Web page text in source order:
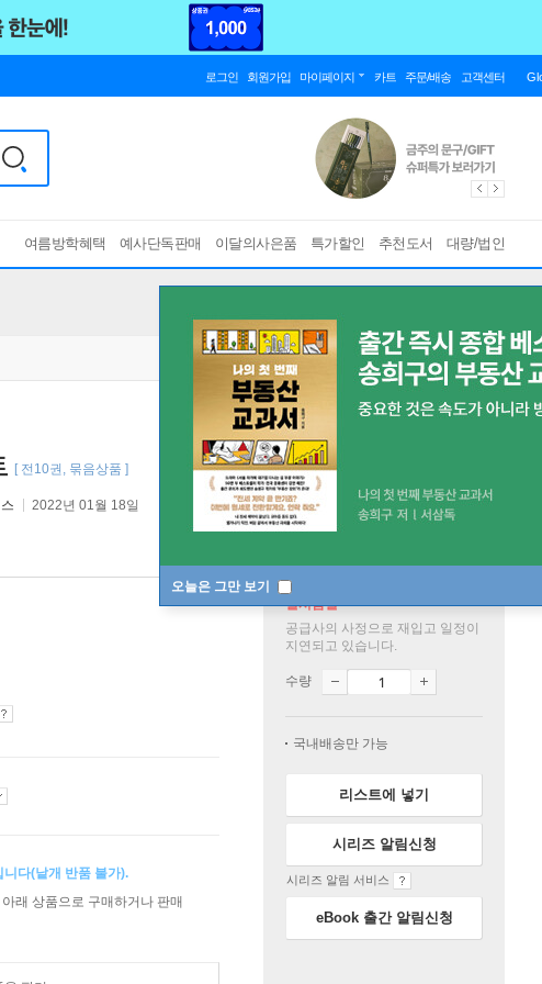
로그인 회원가입 마이페이지 카트 주문/배송 고객센터
여름방학혜택 예사단독판매 이달의사은품 특가할인 추천도서 대량/법인
오늘은 그만 보기
[ 전10권, 묶음상품 ]
2022년 01월 18일
다(낱개 반품 불가).
래 상품으로 구매하거나 판매
일시품절
공급사의 사정으로 재입고 일정이
지연되고 있습니다.
수량
국내배송만 가능
리스트에 넣기
시리즈 알림신청
시리즈 알림 서비스
eBook 출간 알림신청